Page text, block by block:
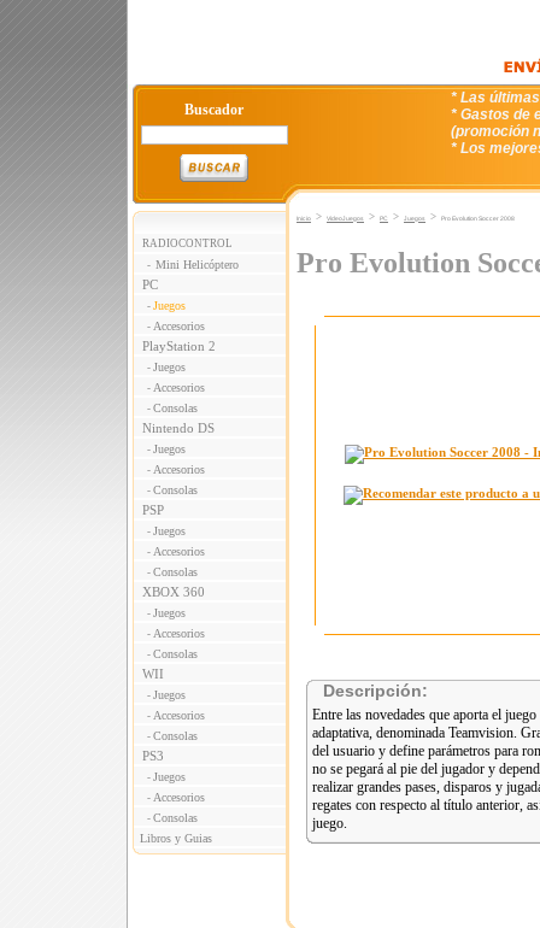
Buscador
* Las
* Gastos de
(promoción
* Los
RADIOCONTROL
- Mini Helicóptero
PC
- Juegos
- Accesorios
PlayStation 2
- Juegos
- Accesorios
- Consolas
Nintendo DS
- Juegos
- Accesorios
- Consolas
PSP
- Juegos
- Accesorios
- Consolas
XBOX 360
- Juegos
- Accesorios
- Consolas
WII
- Juegos
- Accesorios
- Consolas
PS3
- Juegos
- Accesorios
- Consolas
Libros y Guias
Inicio > VideoJuegos > PC > Juegos > Pro Evolution Soccer 2008
Pro Evolution
Descripción:
Entre las novedades que aporta el
adaptativa, denominada Teamvision.
del usuario y define parámetros para
no se pegará al pie del jugador y
realizar grandes pases, disparos y
regates con respecto al título anterior,
juego.